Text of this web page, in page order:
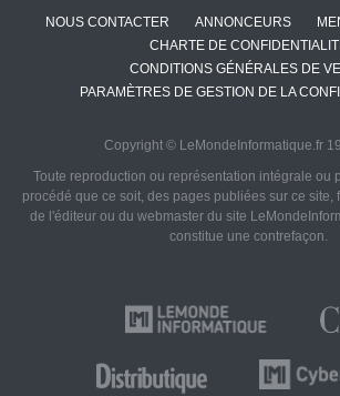
NOUS CONTACTER ANNONCEURS
CHARTE DE
CONDITIONS GÉNÉRALES DE
PARAMÈTRES DE GESTION DE LA
Copyright © LeMondeInformatique.fr
Toute reproduction ou représentation intégrale ou
procédé que ce soit, des pages publiées sur ce site,
de l'éditeur ou du webmaster du site
constitue une contrefaçon.